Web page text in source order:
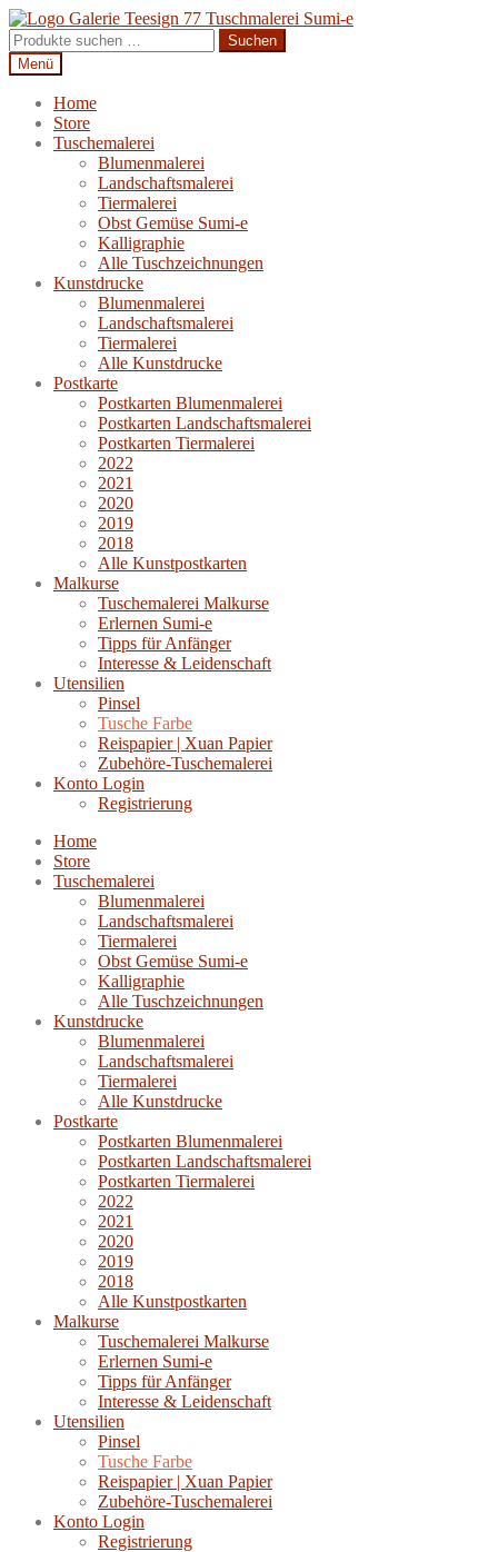
Zur
Navigation
springen
Zum
Inhalt
springen
Suchen
nach:
Suchen
Menü
Home
Store
Tuschemalerei
Blumenmalerei
Landschaftsmalerei
Tiermalerei
Obst Gemüse Sumi-e
Kalligraphie
Alle Tuschzeichnungen
Kunstdrucke
Blumenmalerei
Landschaftsmalerei
Tiermalerei
Alle Kunstdrucke
Postkarte
Postkarten Blumenmalerei
Postkarten Landschaftsmalerei
Postkarten Tiermalerei
2022
2021
2020
2019
2018
Alle Kunstpostkarten
Malkurse
Tuschemalerei Malkurse
Erlernen Sumi-e
Tipps für Anfänger
Interesse & Leidenschaft
Utensilien
Pinsel
Tusche Farbe
Reispapier | Xuan Papier
Zubehöre-Tuschemalerei
Konto Login
Registrierung
Home
Store
Tuschemalerei
Blumenmalerei
Landschaftsmalerei
Tiermalerei
Obst Gemüse Sumi-e
Kalligraphie
Alle Tuschzeichnungen
Kunstdrucke
Blumenmalerei
Landschaftsmalerei
Tiermalerei
Alle Kunstdrucke
Postkarte
Postkarten Blumenmalerei
Postkarten Landschaftsmalerei
Postkarten Tiermalerei
2022
2021
2020
2019
2018
Alle Kunstpostkarten
Malkurse
Tuschemalerei Malkurse
Erlernen Sumi-e
Tipps für Anfänger
Interesse & Leidenschaft
Utensilien
Pinsel
Tusche Farbe
Reispapier | Xuan Papier
Zubehöre-Tuschemalerei
Konto Login
Registrierung